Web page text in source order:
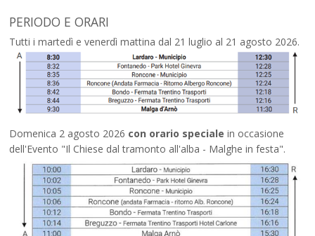
PERIODO E ORARI
Tutti i martedì e venerdì mattina dal 21 luglio al 21 agosto 2026.
Domenica 2 agosto 2026 con orario speciale in occasione
dell'Evento "Il Chiese dal tramonto all'alba - Malghe in festa".